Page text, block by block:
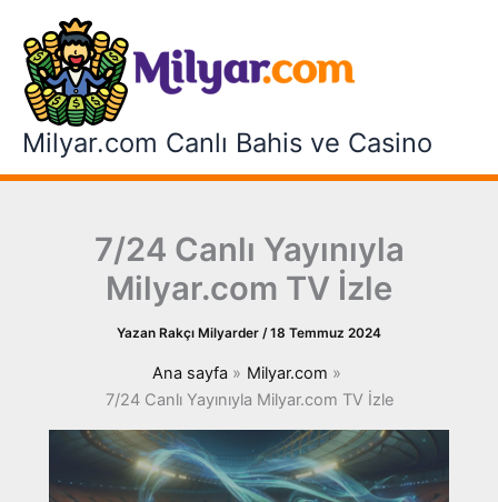
atla
Milyar.com Canlı Bahis ve Casino
7/24 Canlı Yayınıyla
Milyar.com TV İzle
Yazan Rakçı Milyarder /18 Temmuz 2024
Ana sayfa
Milyar.com
7/24 Canlı Yayınıyla Milyar.com TV İzle